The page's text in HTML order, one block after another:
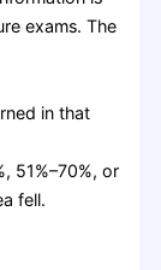
exams. The
in that
or
fell.